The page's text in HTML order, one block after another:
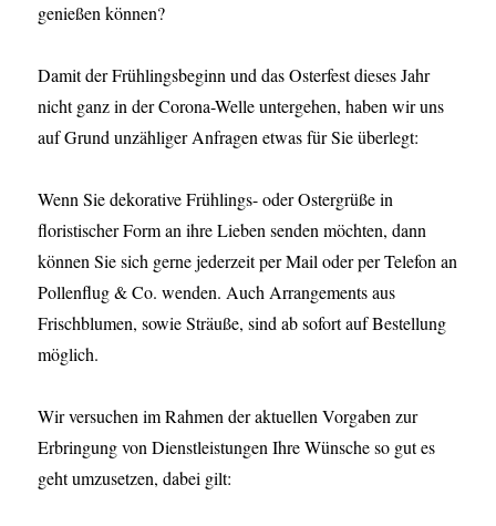
genießen können?
Damit der Frühlingsbeginn und das Osterfest dieses Jahr
nicht ganz in der Corona-Welle untergehen, haben wir uns
auf Grund unzähliger Anfragen etwas für Sie überlegt:
Wenn Sie dekorative Frühlings- oder Ostergrüße in
floristischer Form an ihre Lieben senden möchten, dann
können Sie sich gerne jederzeit per Mail oder per Telefon an
Pollenflug & Co. wenden. Auch Arrangements aus
Frischblumen, sowie Sträuße, sind ab sofort auf Bestellung
möglich.
Wir versuchen im Rahmen der aktuellen Vorgaben zur
Erbringung von Dienstleistungen Ihre Wünsche so gut es
geht umzusetzen, dabei gilt: